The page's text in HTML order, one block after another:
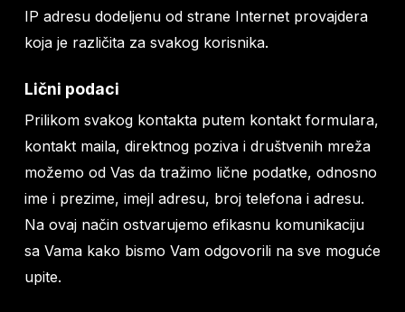
IP adresu dodeljenu od strane Internet provajdera
koja je različita za svakog korisnika.
Lični podaci
Prilikom svakog kontakta putem kontakt formulara,
kontakt maila, direktnog poziva i društvenih mreža
možemo od Vas da tražimo lične podatke, odnosno
ime i prezime, imejl adresu, broj telefona i adresu.
Na ovaj način ostvarujemo efikasnu komunikaciju
sa Vama kako bismo Vam odgovorili na sve moguće
upite.